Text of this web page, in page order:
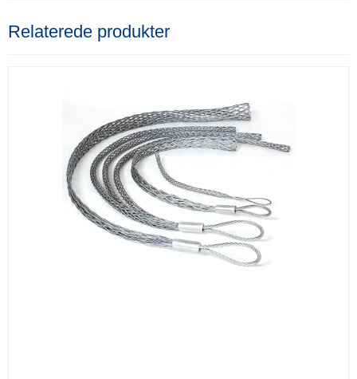
Relaterede produkter